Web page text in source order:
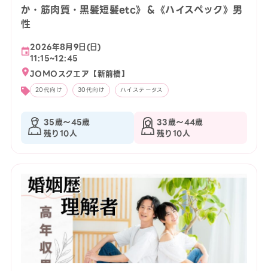
か・筋肉質・黒髪短髪etc》＆《ハイスペック》男
性
2026年8月9日(日)
11:15~12:45
JOMOスクエア【新前橋】
20代向け 30代向け ハイステータス
35歳〜45歳
残り10人
33歳〜44歳
残り10人